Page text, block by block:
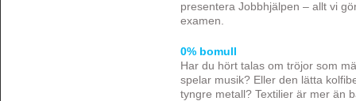
presentera Jobbhjälpen – allt vi
examen.
0% bomull
Har du hört talas om tröjor som
spelar musik? Eller den lätta
tyngre metall? Textilier är mer än